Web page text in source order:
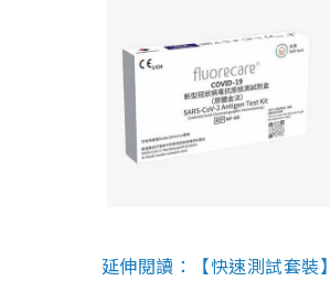
延伸閱讀：【快速測試套裝